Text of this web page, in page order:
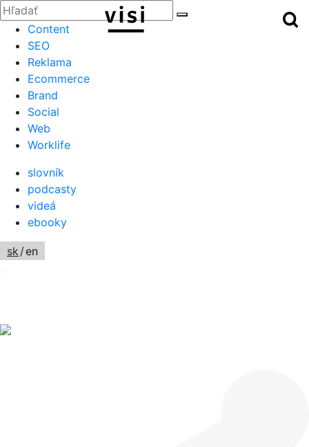
Zatvoriť
Hľadať:
Menu
Content
SEO
Reklama
Ecommerce
Brand
Social
Web
Worklife
slovník
podcasty
videá
ebooky
sk/en